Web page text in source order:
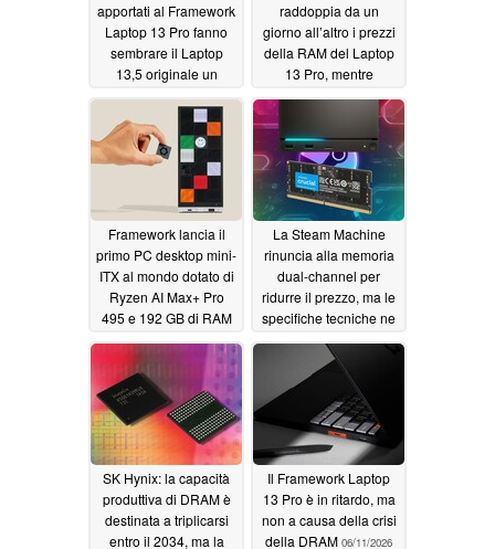
apportati al Framework
Laptop 13 Pro fanno
sembrare il Laptop
13,5 originale un
raddoppia da un
giorno all’altro i prezzi
della RAM del Laptop
13 Pro, mentre
delegato avverte che i
costi dei fornitori
espongono l’azienda a
un «rischio finanziario»
07/24/2026
Framework lancia il
primo PC desktop mini-
ITX al mondo dotato di
Ryzen AI Max+ Pro
495 e 192 GB di RAM
07/23/2026
La Steam Machine
rinuncia alla memoria
dual-channel per
ridurre il prezzo, ma le
specifiche tecniche ne
06/23/2026
SK Hynix: la capacità
produttiva di DRAM è
destinata a triplicarsi
entro il 2034, ma la
Il Framework Laptop
13 Pro è in ritardo, ma
non a causa della crisi
della DRAM 06/11/2026